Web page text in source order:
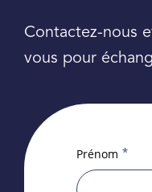
Contactez-nous
vous pour
Prénom *